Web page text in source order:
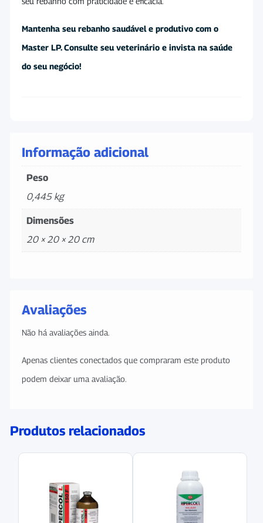
Mantenha seu rebanho saudável e produtivo com o
Master LP. Consulte seu veterinário e invista na saúde
do seu negócio!
Informação adicional
Peso
0,445 kg
Dimensões
20 × 20 × 20 cm
Avaliações
Não há avaliações ainda.
Apenas clientes conectados que compraram este produto
podem deixar uma avaliação.
Produtos relacionados